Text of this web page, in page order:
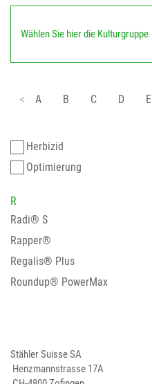
Wählen Sie hier die Kulturgruppe
A B C D E
Herbizid
Optimierung
R
Radi® S
Rapper®
Regalis® Plus
Roundup® PowerMax
Stähler Suisse SA
Henzmannstrasse 17A